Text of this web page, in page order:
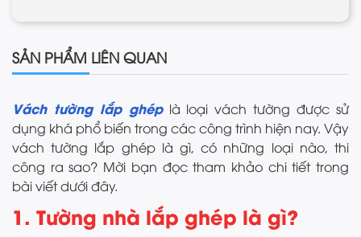
SẢN PHẨM LIÊN QUAN
Vách tường lắp ghéplà loại vách tường được sử
dụng khá phổ biến trong các công trình hiện nay. Vậy
vách tường lắp ghép là gì, có những loại nào, thi
công ra sao? Mời bạn đọc tham khảo chi tiết trong
bài viết dưới đây.
1. Tường nhà lắp ghép là gì?